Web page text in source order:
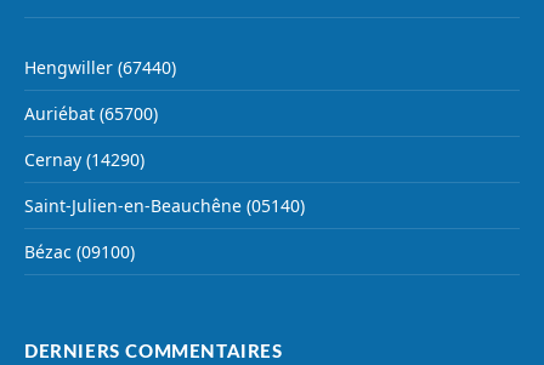
Hengwiller (67440)
Auriébat (65700)
Cernay (14290)
Saint-Julien-en-Beauchêne (05140)
Bézac (09100)
DERNIERS COMMENTAIRES